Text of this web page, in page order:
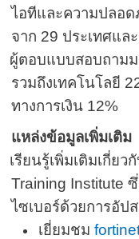
ไอทีและความปลอด
จาก 29 ประเทศแล
ผู้ตอบแบบสอบถาม
รวมถึงเทคโนโลยี
ทางการเงิน 12%
แหล่งข้อมูลเพิ่มเติม
เรียนรู้เพิ่มเติมเกี่ย
Training Institute
ไซเบอร์ด้วยการอัป
เยี่ยมชม